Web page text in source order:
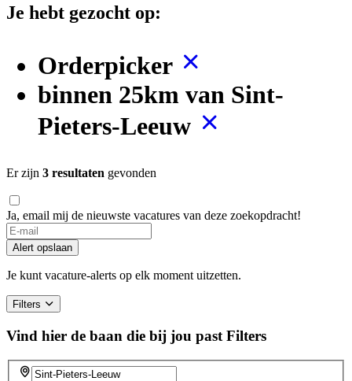
Je hebt gezocht op:
Orderpicker
binnen 25km van Sint-
Pieters-Leeuw
Er zijn 3 resultaten gevonden
Ja, email mij de nieuwste vacatures van deze zoekopdracht!
If
you
are
a
ignore
this
field
Alert opslaan
Je kunt vacature-alerts op elk moment uitzetten.
Filters
Vind hier de baan die bij jou past Filters